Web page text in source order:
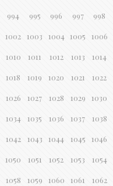
994 995 996 997 998
1002 1003 1004 1005 1006
1010 1011 1012 1013 1014
1018 1019 1020 1021 1022
1026 1027 1028 1029 1030
1034 1035 1036 1037 1038
1042 1043 1044 1045 1046
1050 1051 1052 1053 1054
1058 1059 1060 1061 1062